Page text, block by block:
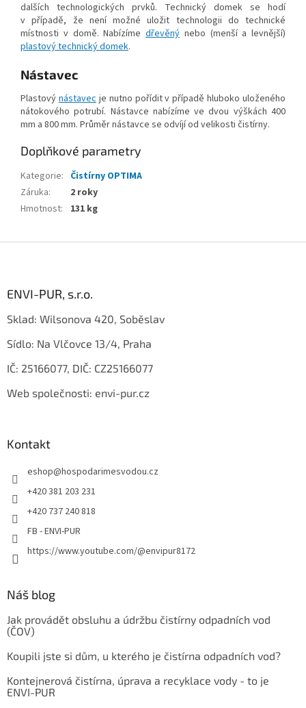
dalších technologických prvků. Technický domek se hodí
v případě, že není možné uložit technologii do technické
místnosti v domě. Nabízíme dřevěný nebo (menší a levnější)
plastový technický domek.
Nástavec
Plastovýnástavecje nutno pořídit v případě hluboko uloženého
nátokového potrubí. Nástavce nabízíme ve dvou výškách 400
mm a 800 mm. Průměr nástavce se odvíjí od velikosti čistírny.
Doplňkové parametry
Kategorie: Čistírny OPTIMA
Záruka:
2 roky
Hmotnost: 131 kg
ENVI-PUR, s.r.o.
Sklad: Wilsonova 420, Soběslav
Sídlo: Na Vlčovce 13/4, Praha
IČ: 25166077, DIČ: CZ25166077
Web společnosti: envi-pur.cz
Kontakt
eshop@hospodarimesvodou.cz
+420 381 203 231
+420 737 240 818
FB - ENVI-PUR
https://www.youtube.com/@envipur8172
Náš blog
Jak provádět obsluhu a údržbu čistírny odpadních vod
(ČOV)
Koupili jste si dům, u kterého je čistírna odpadních vod?
Kontejnerová čistírna, úprava a recyklace vody - to je
ENVI-PUR